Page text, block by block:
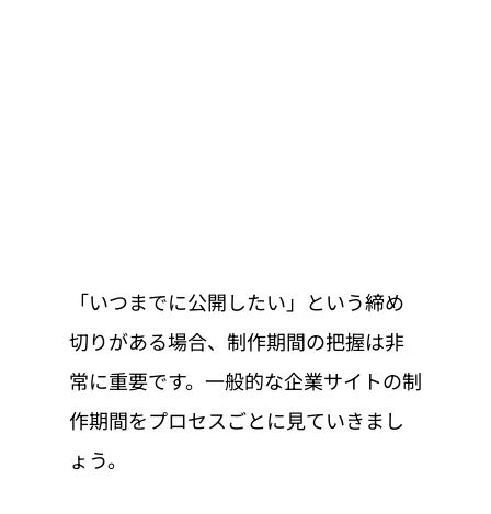
「いつまでに公開したい」という締め
切りがある場合、制作期間の把握は非
常に重要です。一般的な企業サイトの制
作期間をプロセスごとに見ていきまし
ょう。